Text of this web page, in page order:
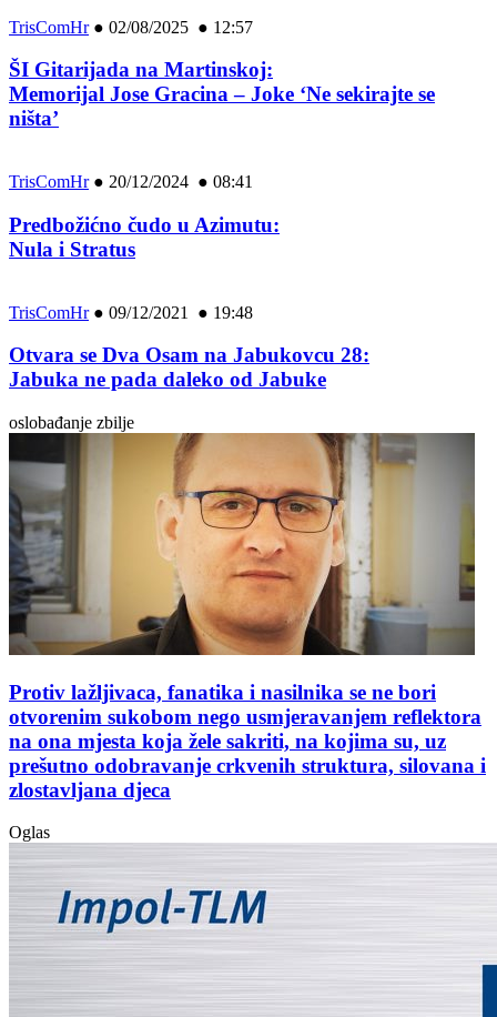
TrisComHr● 02/08/2025 ● 12:57
ŠI Gitarijada na Martinskoj:
Memorijal Jose Gracina – Joke ‘Ne sekirajte se
ništa’
TrisComHr● 20/12/2024 ● 08:41
Predbožićno čudo u Azimutu:
Nula i Stratus
TrisComHr● 09/12/2021 ● 19:48
Otvara se Dva Osam na Jabukovcu 28:
Jabuka ne pada daleko od Jabuke
oslobađanje zbilje
Protiv lažljivaca, fanatika i nasilnika se ne bori
otvorenim sukobom nego usmjeravanjem reflektora
na ona mjesta koja žele sakriti, na kojima su, uz
prešutno odobravanje crkvenih struktura, silovana i
zlostavljana djeca
Oglas